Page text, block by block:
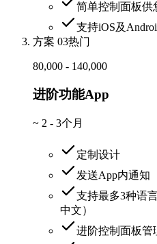
简单控制面板供
支持iOS及
方案 03热门
80,000 - 140,000
进阶功能App
~ 2 - 3个月
定制设计
发送App内通知
支持最多3种语
中文）
进阶控制面板管